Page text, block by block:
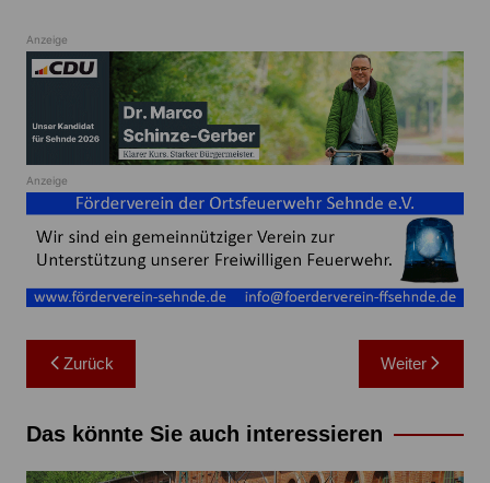
Anzeige
Anzeige
Beitragsnavigation
Zurück Weiter
Das könnte Sie auch interessieren